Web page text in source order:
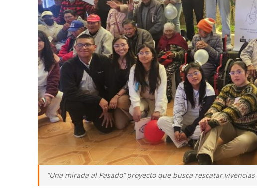
“Una mirada al Pasado” proyecto que busca rescatar